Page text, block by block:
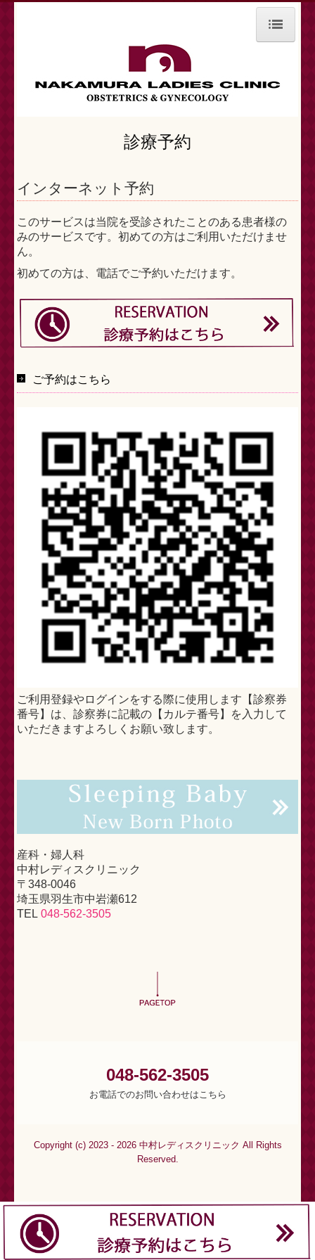
ごあいさつ
その他
院内紹介
動画配信システム
STAFF募集
産科・婦人科
中村レディスクリニック
〒348-0046
埼玉県羽生市中岩瀬612
TEL048-562-3505
診療予約
インターネット予約
このサービスは当院を受診されたことのある患者様の
みのサービスです。初めての方はご利用いただけませ
ん。
初めての方は、電話でご予約いただけます。
ご予約はこちら
ご利用登録やログインをする際に使用します【診察券
番号】は、診察券に記載の【カルテ番号】を入力して
いただきますよろしくお願い致します。
048-562-3505
お電話でのお問い合わせはこちら
Copyright (c) 2023 - 2026 中村レディスクリニック All Rights
Reserved.